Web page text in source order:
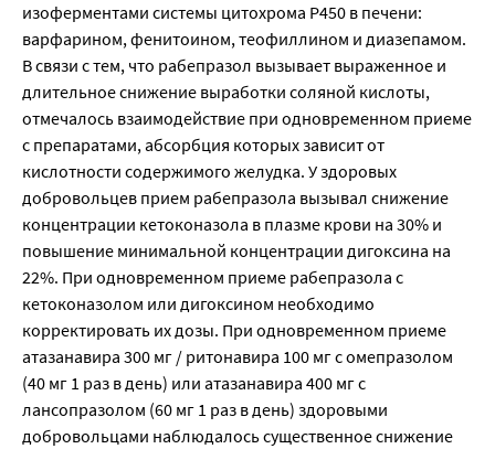
изоферментами системы цитохрома Р450 в печени:
варфарином, фенитоином, теофиллином и диазепамом.
В связи с тем, что рабепразол вызывает выраженное и
длительное снижение выработки соляной кислоты,
отмечалось взаимодействие при одновременном приеме
с препаратами, абсорбция которых зависит от
кислотности содержимого желудка. У здоровых
добровольцев прием рабепразола вызывал снижение
концентрации кетоконазола в плазме крови на 30% и
повышение минимальной концентрации дигоксина на
22%. При одновременном приеме рабепразола с
кетоконазолом или дигоксином необходимо
корректировать их дозы. При одновременном приеме
атазанавира 300 мг / ритонавира 100 мг с омепразолом
(40 мг 1 раз в день) или атазанавира 400 мг с
лансопразолом (60 мг 1 раз в день) здоровыми
добровольцами наблюдалось существенное снижение